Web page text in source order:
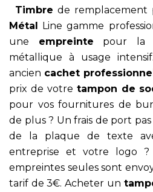
Timbre de remplacement
Métal Line gamme
une empreinte pour la
métallique à usage
ancien cachet professionne
prix de votre tampon de
pour vos fournitures de
de plus ? Un frais de port
de la plaque de texte
entreprise et votre logo
empreintes seules sont
tarif de 3€. Acheter un